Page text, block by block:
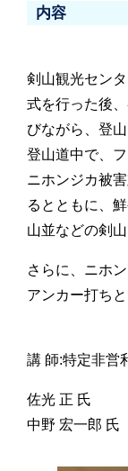
内容
剣山観光セン
式を行った後
びながら、登山
登山道中で、
ニホンジカ被
るとともに、
山並などの剣
さらに、ニホ
アンカー打ち
講 師:特定非営
佐光 正 氏
中野 宏一郎 氏